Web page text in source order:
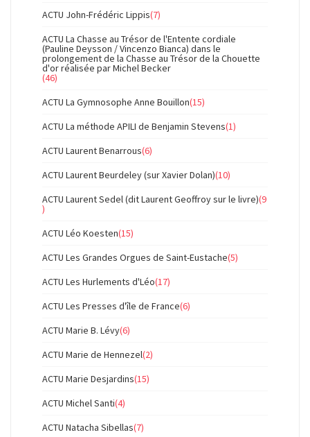
ACTU John-Frédéric Lippis(7)
ACTU La Chasse au Trésor de l'Entente cordiale
(Pauline Deysson / Vincenzo Bianca) dans le
prolongement de la Chasse au Trésor de la Chouette
d'or réalisée par Michel Becker
(46)
ACTU La Gymnosophe Anne Bouillon(15)
ACTU La méthode APILI de Benjamin Stevens(1)
ACTU Laurent Benarrous(6)
ACTU Laurent Beurdeley (sur Xavier Dolan)(10)
ACTU Laurent Sedel (dit Laurent Geoffroy sur le livre)(9
)
ACTU Léo Koesten(15)
ACTU Les Grandes Orgues de Saint-Eustache(5)
ACTU Les Hurlements d'Léo(17)
ACTU Les Presses d'île de France(6)
ACTU Marie B. Lévy(6)
ACTU Marie de Hennezel(2)
ACTU Marie Desjardins(15)
ACTU Michel Santi(4)
ACTU Natacha Sibellas(7)